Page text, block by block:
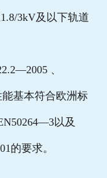
3kV及以下轨道
、
基本符合欧洲标
以及
的要求。